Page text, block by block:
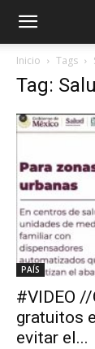
Inicio Tags
Tag:
PAÍS
#VIDEO
gratuitos
evitar el...